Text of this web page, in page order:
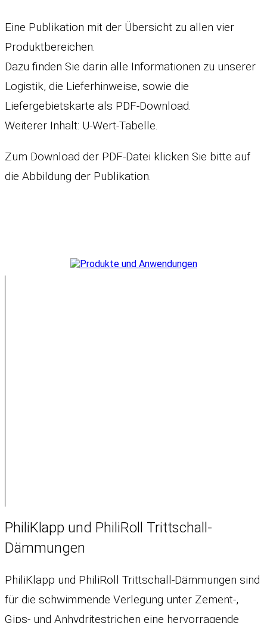
Eine Publikation mit der Übersicht zu allen vier
Produktbereichen.
Dazu finden Sie darin alle Informationen zu unserer
Logistik, die Lieferhinweise, sowie die
Liefergebietskarte als PDF-Download.
Weiterer Inhalt: U-Wert-Tabelle.
Zum Download der PDF-Datei klicken Sie bitte auf
die Abbildung der Publikation.
PhiliKlapp und PhiliRoll Trittschall-
Dämmungen
PhiliKlapp und PhiliRoll Trittschall-Dämmungen sind
für die schwimmende Verlegung unter Zement-,
Gips- und Anhydritestrichen eine hervorragende